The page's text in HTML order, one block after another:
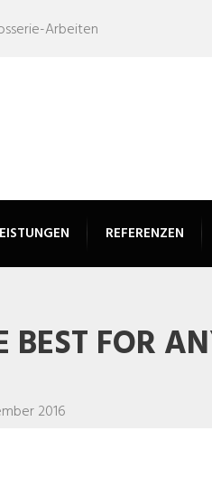
Arbeiten
REFERENZEN
BEST FOR
2016